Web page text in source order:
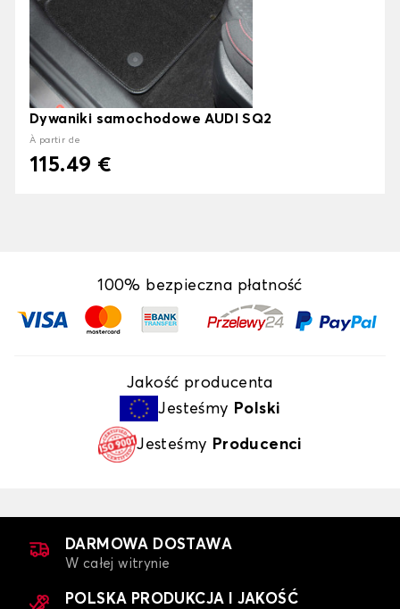
Dywaniki samochodowe AUDI SQ2
À partir de
115.49 €
100% bezpieczna płatność
Jakość producenta
Jesteśmy Polski
Jesteśmy Producenci
DARMOWA DOSTAWA
W całej witrynie
POLSKA PRODUKCJA I JAKOŚĆ